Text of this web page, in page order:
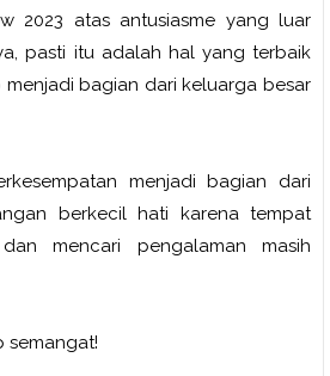
2023 atas antusiasme yang luar
pasti itu adalah hal yang terbaik
bagian dari keluarga besar
menjadi bagian dari
berkecil hati karena tempat
mencari pengalaman masih
semangat!